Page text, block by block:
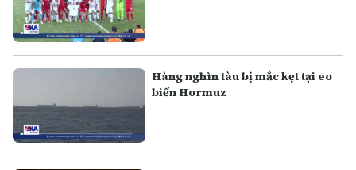
Hàng nghìn tàu bị mắc kẹt tại eo
biển Hormuz